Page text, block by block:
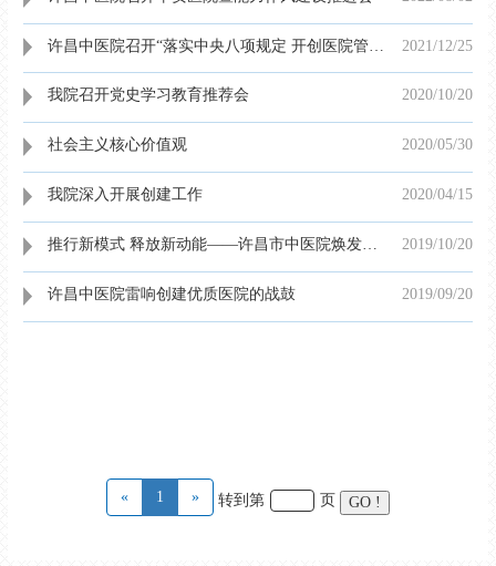
2021/12/25
我院召开党史学习教育推荐会 2020/10/20
社会主义核心价值观 2020/05/30
我院深入开展创建工作 2020/04/15
推行新模式 释放新动能——许昌市中医院焕发新气象 2019/10/20
许昌中医院雷响创建优质医院的战鼓 2019/09/20
« 1 » 转到第 页 GO !